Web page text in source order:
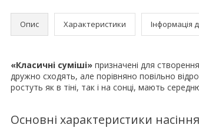
Опис Характеристики Інформація
«Класичні суміші» призначені для
дружно сходять, але порівняно повільно
ростуть як в тіні, так і на сонці, мають
Основні характеристики